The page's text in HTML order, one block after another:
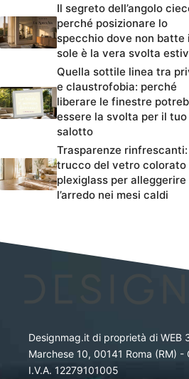
Il segreto dell’angolo
perché posizionare lo
specchio dove non batte
sole è la vera svolta
Quella sottile linea tra
e claustrofobia: perché
liberare le finestre
essere la svolta per il tuo
salotto
Trasparenze
trucco del vetro colorato
plexiglass per alleggerire
l’arredo nei mesi caldi
Designmag.it di proprietà di WEB
Marchese 10, 00141 Roma (RM)
I.V.A. 12279101005